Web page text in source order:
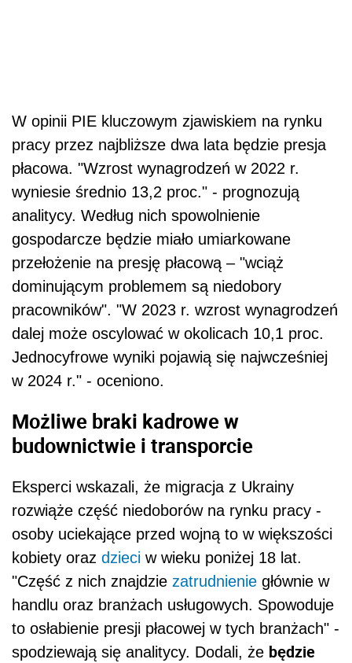
W opinii PIE kluczowym zjawiskiem na rynku
pracy przez najbliższe dwa lata będzie presja
płacowa. "Wzrost wynagrodzeń w 2022 r.
wyniesie średnio 13,2 proc." - prognozują
analitycy. Według nich spowolnienie
gospodarcze będzie miało umiarkowane
przełożenie na presję płacową – "wciąż
dominującym problemem są niedobory
pracowników". "W 2023 r. wzrost wynagrodzeń
dalej może oscylować w okolicach 10,1 proc.
Jednocyfrowe wyniki pojawią się najwcześniej
w 2024 r." - oceniono.
Możliwe braki kadrowe w
budownictwie i transporcie
Eksperci wskazali, że migracja z Ukrainy
rozwiąże część niedoborów na rynku pracy -
osoby uciekające przed wojną to w większości
kobiety oraz dzieci w wieku poniżej 18 lat.
"Część z nich znajdzie zatrudnienie głównie w
handlu oraz branżach usługowych. Spowoduje
to osłabienie presji płacowej w tych branżach" -
spodziewają się analitycy. Dodali, że będzie